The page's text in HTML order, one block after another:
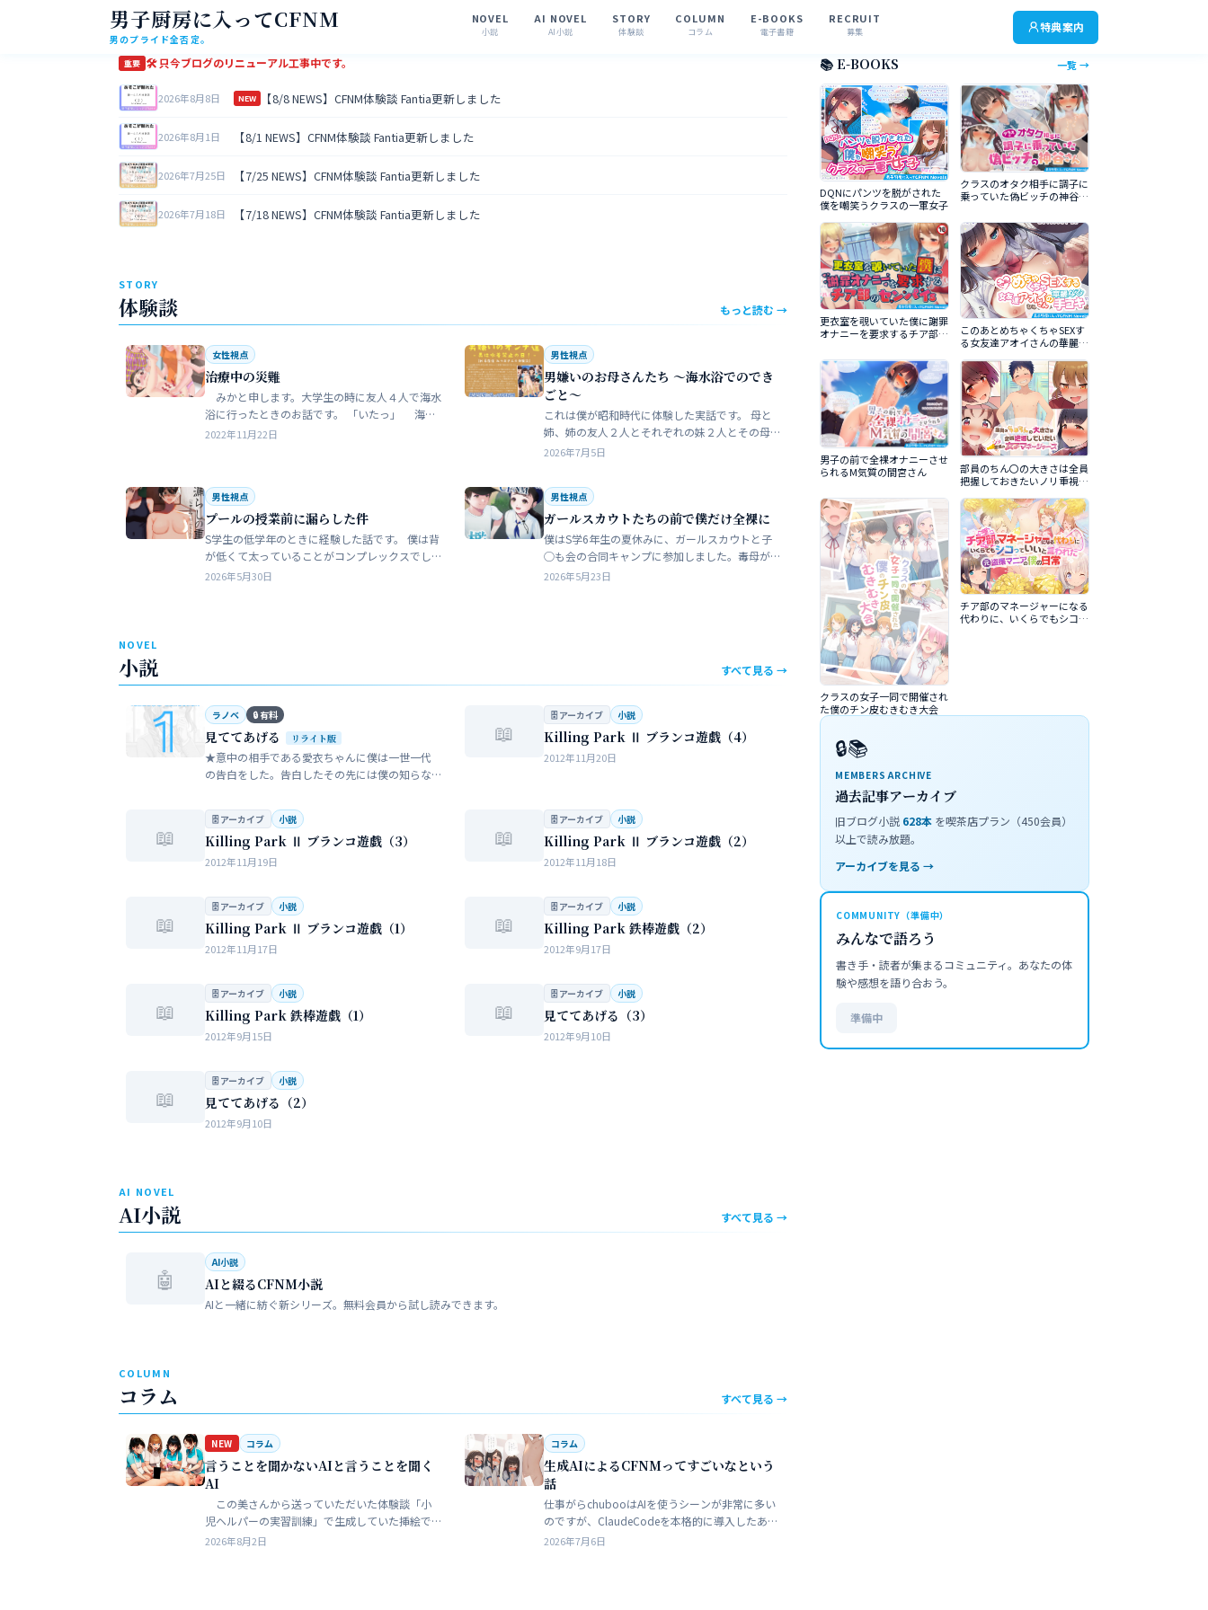
男子厨房に入ってCFNM
男のプライド全否定。
NOVEL
小説
AI NOVEL
AI小説
STORY
体験談
COLUMN
コラム
E-BOOKS
電子書籍
RECRUIT
募集 特典案内
重要 🛠 只今ブログのリニューアル工事中です。
2026年8月8日 NEW 【8/8 NEWS】CFNM体験談 Fantia更新しました
2026年8月1日 【8/1 NEWS】CFNM体験談 Fantia更新しました
2026年7月25日 【7/25 NEWS】CFNM体験談 Fantia更新しました
2026年7月18日 【7/18 NEWS】CFNM体験談 Fantia更新しました
STORY
体験談 もっと読む →
女性視点
治療中の災難
みかと申します。大学生の時に友人４人で海水
浴に行ったときのお話です。 「いたっ」 海水
浴場で泳いでいたら、友人のしいなが空瓶で足
2022年11月22日
男性視点
男嫌いのお母さんたち 〜海水浴でのでき
ごと〜
これは僕が昭和時代に体験した実話です。 母と
姉、姉の友人２人とそれぞれの妹２人とその母
親達、計9人で海水浴に行きました。当時、僕は
2026年7月5日
男性視点
プールの授業前に漏らした件
S学生の低学年のときに経験した話です。 僕は背
が低くて太っていることがコンプレックスでし
た。普段は引っ込み思案で大人しい性格をして
2026年5月30日
男性視点
ガールスカウトたちの前で僕だけ全裸に
僕はS学6年生の夏休みに、ガールスカウトと子
◯も会の合同キャンプに参加しました。毒母が
勝手に申し込んだ強制的なイベントでした。ま
2026年5月23日
NOVEL
小説 すべて見る →
ラノベ 🔒 有料
見ててあげる リライト版
★意中の相手である愛衣ちゃんに僕は一世一代
の告白をした。告白したその先には僕の知らな
女性の間でまかり通っている常識。。。…
📖
🗄 アーカイブ 小説
Killing Park Ⅱ ブランコ遊戯（4）
2012年11月20日
📖
🗄 アーカイブ 小説
Killing Park Ⅱ ブランコ遊戯（3）
2012年11月19日
📖
🗄 アーカイブ 小説
Killing Park Ⅱ ブランコ遊戯（2）
2012年11月18日
📖
🗄 アーカイブ 小説
Killing Park Ⅱ ブランコ遊戯（1）
2012年11月17日
📖
🗄 アーカイブ 小説
Killing Park 鉄棒遊戯（2）
2012年9月17日
📖
🗄 アーカイブ 小説
Killing Park 鉄棒遊戯（1）
2012年9月15日
📖
🗄 アーカイブ 小説
見ててあげる（3）
2012年9月10日
📖
🗄 アーカイブ 小説
見ててあげる（2）
2012年9月10日
AI NOVEL
AI小説 すべて見る →
🤖
AI小説
AIと綴るCFNM小説
AIと一緒に紡ぐ新シリーズ。無料会員から試し読みできます。
COLUMN
コラム すべて見る →
NEW コラム
言うことを聞かないAIと言うことを聞く
AI
この美さんから送っていただいた体験談「小
児ヘルパーの実習訓練」で生成していた挿絵で
ある。AIというのは、どうしても細部が苦手でト
2026年8月2日
コラム
生成AIによるCFNMってすごいなという
話
仕事がらchubooはAIを使うシーンが非常に多い
のですが、ClaudeCodeを本格的に導入したあた
りから格段にやれることが多くなった。昔から
2026年7月6日
📚 E-BOOKS 一覧 →
DQNにパンツを脱がされた
僕を嘲笑うクラスの一軍女子
クラスのオタク相手に調子に
乗っていた偽ビッチの神谷さ
更衣室を覗いていた僕に謝罪
オナニーを要求するチア部の
このあとめちゃくちゃSEXす
る女友達アオイさんの華麗な
男子の前で全裸オナニーさせ
られるM気質の間宮さん
部員のちん〇の大きさは全員
把握しておきたいノリ重視の
クラスの女子一同で開催され
た僕のチン皮むきむき大会
チア部のマネージャーになる
代わりに、いくらでもシコっ
🔒📚
MEMBERS ARCHIVE
過去記事アーカイブ
旧ブログ小説 628本 を喫茶店プラン（450会員）
以上で読み放題。
アーカイブを見る →
COMMUNITY（準備中）
みんなで語ろう
書き手・読者が集まるコミュニティ。あなたの体
験や感想を語り合おう。
準備中